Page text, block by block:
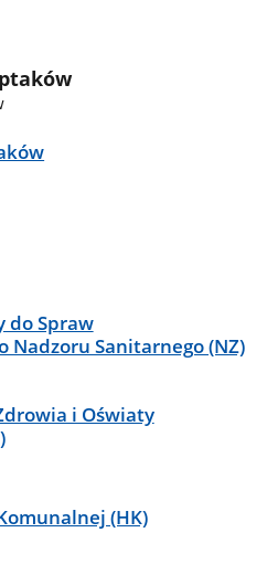
do Spraw
Nadzoru Sanitarnego (NZ)
i Oświaty
(HK)